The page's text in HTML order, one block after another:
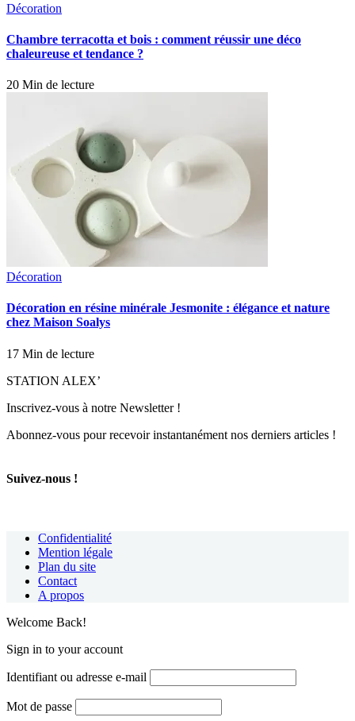
Décoration
Chambre terracotta et bois : comment réussir une déco
chaleureuse et tendance ?
20 Min de lecture
Décoration
Décoration en résine minérale Jesmonite : élégance et nature
chez Maison Soalys
17 Min de lecture
STATION ALEX’
Inscrivez-vous à notre Newsletter !
Abonnez-vous pour recevoir instantanément nos derniers articles !
Suivez-nous !
Confidentialité
Mention légale
Plan du site
Contact
A propos
Welcome Back!
Sign in to your account
Identifiant ou adresse e-mail
Mot de passe